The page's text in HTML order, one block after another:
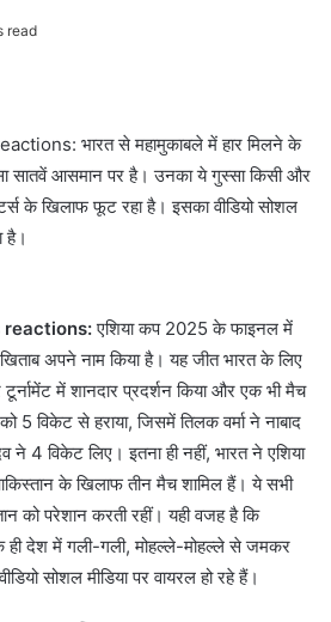
read
भारत से महामुकाबले में हार मिलने के
सातवें आसमान पर है। उनका ये गुस्सा किसी और
के खिलाफ फूट रहा है। इसका वीडियो सोशल
है।
reactions:एशिया कप 2025 के फाइनल में
अपने नाम किया है। यह जीत भारत के लिए
में शानदार प्रदर्शन किया और एक भी मैच
5 विकेट से हराया, जिसमें तिलक वर्मा ने नाबाद
4 विकेट लिए। इतना ही नहीं, भारत ने एशिया
के खिलाफ तीन मैच शामिल हैं। ये सभी
को परेशान करती रहीं। यही वजह है कि
ही देश में गली-गली, मोहल्ले-मोहल्ले से जमकर
सोशल मीडिया पर वायरल हो रहे हैं।